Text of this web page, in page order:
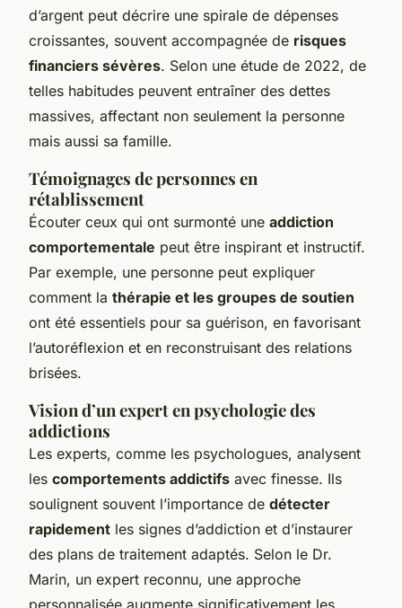
d’argent peut décrire une spirale de dépenses
croissantes, souvent accompagnée de risques
financiers sévères. Selon une étude de 2022, de
telles habitudes peuvent entraîner des dettes
massives, affectant non seulement la personne
mais aussi sa famille.
Témoignages de personnes en
rétablissement
Écouter ceux qui ont surmonté une addiction
comportementale peut être inspirant et instructif.
Par exemple, une personne peut expliquer
comment la thérapie et les groupes de soutien
ont été essentiels pour sa guérison, en favorisant
l’autoréflexion et en reconstruisant des relations
brisées.
Vision d’un expert en psychologie des
addictions
Les experts, comme les psychologues, analysent
les comportements addictifs avec finesse. Ils
soulignent souvent l’importance de détecter
rapidement les signes d’addiction et d’instaurer
des plans de traitement adaptés. Selon le Dr.
Marin, un expert reconnu, une approche
personnalisée augmente significativement les